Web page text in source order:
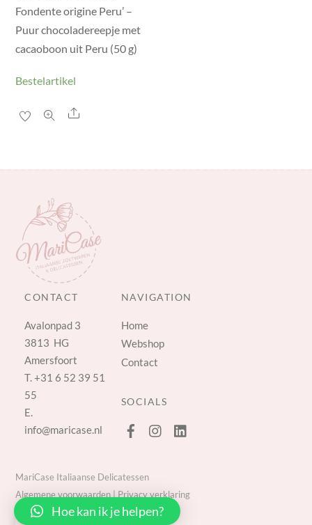
Fondente origine Peru’ –
Puur chocoladereepje met
cacaoboon uit Peru (50 g)
Bestelartikel
Share
CONTACT
Avalonpad 3
3813 HG
Amersfoort
T.+31 6 52 39 51
55
E.
info@maricase.nl
NAVIGATION
Home
Webshop
Contact
SOCIALS
MariCase Italiaanse Delicatessen
Algemene voorwaarden
Privacy verklaring
Hoe kan ik je helpen?